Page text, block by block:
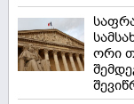
ორი